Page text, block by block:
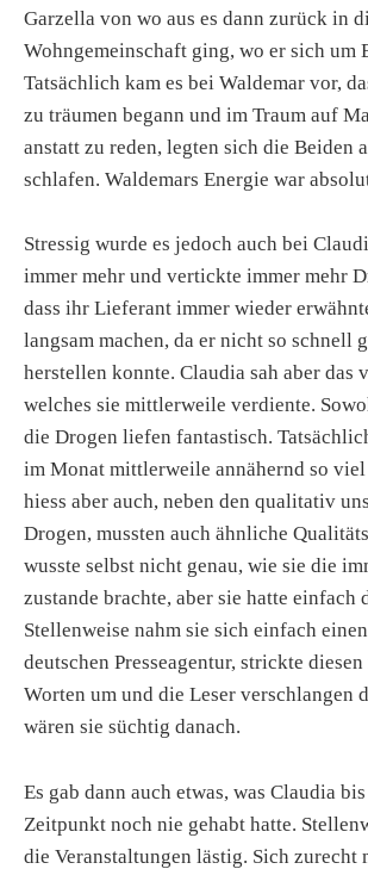
Garzella von wo aus es dann zurück in
Wohngemeinschaft ging, wo er sich um
Tatsächlich kam es bei Waldemar vor,
zu träumen begann und im Traum auf
anstatt zu reden, legten sich die Beiden
schlafen. Waldemars Energie war
Stressig wurde es jedoch auch bei
immer mehr und vertickte immer mehr
dass ihr Lieferant immer wieder
langsam machen, da er nicht so schnell
herstellen konnte. Claudia sah aber das
welches sie mittlerweile verdiente.
die Drogen liefen fantastisch.
im Monat mittlerweile annähernd so
hiess aber auch, neben den qualitativ
Drogen, mussten auch ähnliche
wusste selbst nicht genau, wie sie die
zustande brachte, aber sie hatte einfach
Stellenweise nahm sie sich einfach
deutschen Presseagentur, strickte
Worten um und die Leser verschlangen
wären sie süchtig danach.
Es gab dann auch etwas, was Claudia
Zeitpunkt noch nie gehabt hatte.
die Veranstaltungen lästig. Sich zurecht